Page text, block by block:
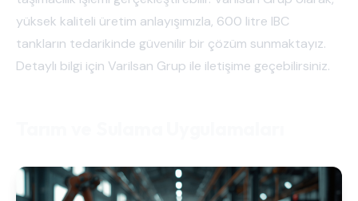
yüksek kaliteli üretim anlayışımızla, 600 litre IBC
tankların tedarikinde güvenilir bir çözüm sunmaktayız.
Detaylı bilgi için Varilsan Grup ile iletişime geçebilirsiniz.